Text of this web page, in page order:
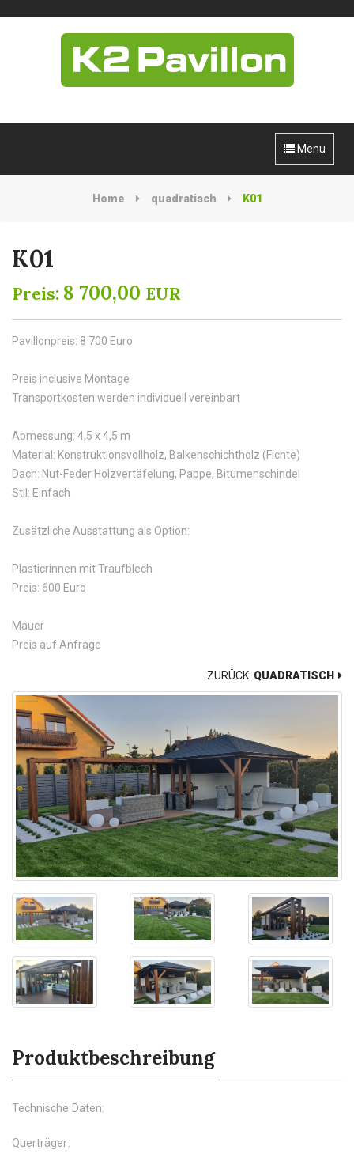
Menu
Home quadratisch K01
K01
Preis: 8 700,00 EUR
Pavillonpreis: 8 700 Euro
Preis inclusive Montage
Transportkosten werden individuell vereinbart
Abmessung: 4,5 x 4,5 m
Material: Konstruktionsvollholz, Balkenschichtholz (Fichte)
Dach: Nut-Feder Holzvertäfelung, Pappe, Bitumenschindel
Stil: Einfach
Zusätzliche Ausstattung als Option:
Plasticrinnen mit Traufblech
Preis: 600 Euro
Mauer
Preis auf Anfrage
ZURÜCK: QUADRATISCH
Produktbeschreibung
Technische Daten:
Querträger: